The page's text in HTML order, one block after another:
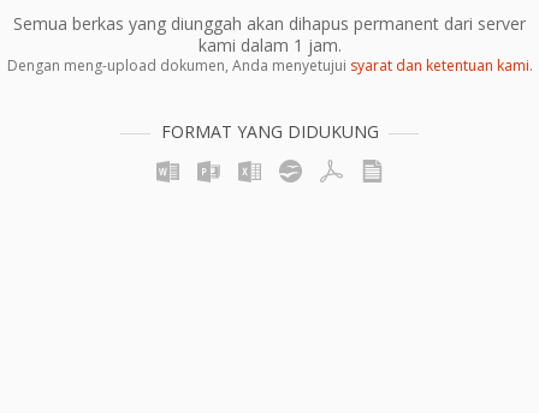
Semua berkas yang diunggah akan dihapus permanent dari server
kami dalam 1 jam.
Dengan meng-upload dokumen, Anda menyetujui syarat dan ketentuan kami.
FORMAT YANG DIDUKUNG